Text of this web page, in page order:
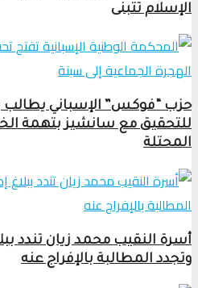
الإسلام تتبنى
للتحقيق مع سانشيز بتهمة
المحتلة
أسرة النقيب محمد زيان تندد
وتجدد المطالبة بالإفراج عنه